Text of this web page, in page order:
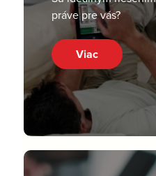
práve pre vás?
Viac